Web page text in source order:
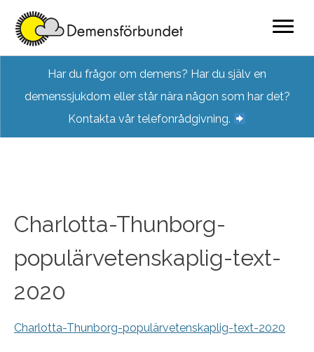
content
Har du frågor om demens? Har du själv en
demenssjukdom eller står nära någon som har det?
Kontakta vår telefonrådgivning.
Charlotta-Thunborg-
populärvetenskaplig-text-
2020
Charlotta-Thunborg-populärvetenskaplig-text-2020